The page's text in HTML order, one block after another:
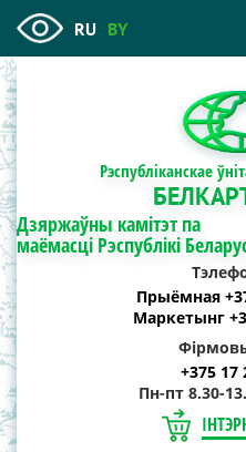
RU BY
Рэспубліканскае
Дзяржаўны камітэт па
маёмасці Рэспублікі
Прыёмная
Маркетынг
+375 17
Пн-пт 8.30-